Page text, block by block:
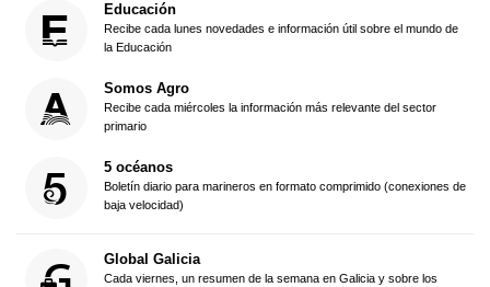
Educación
Recibe cada lunes novedades e información útil sobre el mundo de
la Educación
Somos Agro
Recibe cada miércoles la información más relevante del sector
primario
5 océanos
Boletín diario para marineros en formato comprimido (conexiones de
baja velocidad)
Global Galicia
Cada viernes, un resumen de la semana en Galicia y sobre los